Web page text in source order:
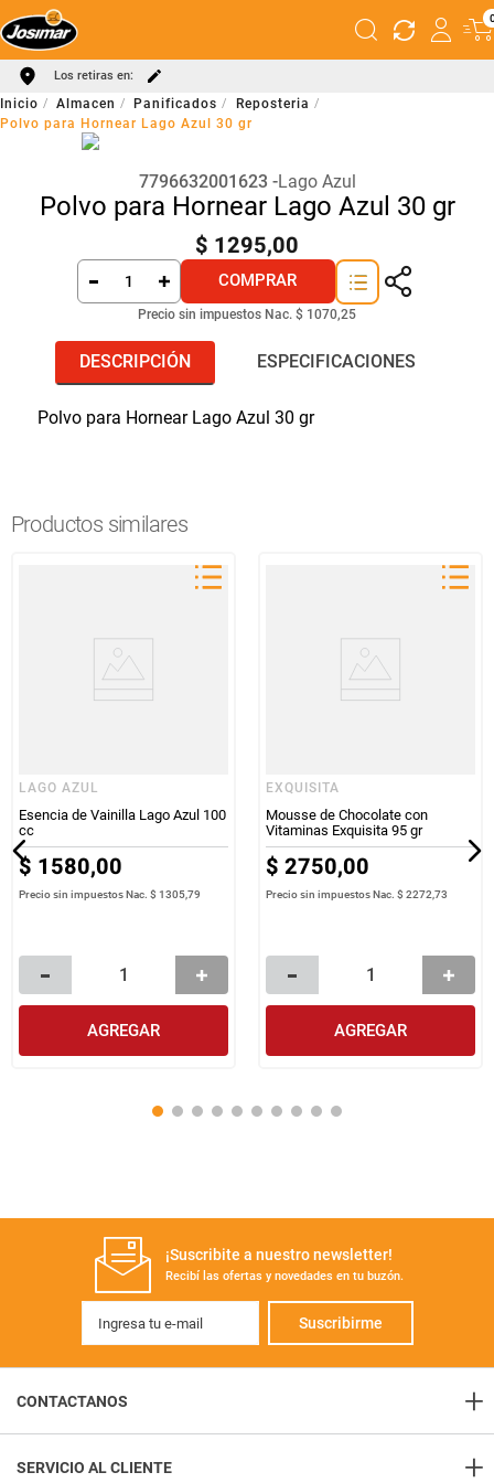
Los retiras en:
Almacen Panificados
Reposteria
Polvo para Hornear Lago Azul 30 gr
7796632001623 Lago Azul
Polvo para Hornear Lago Azul 30 gr
$ 1295,00
COMPRAR
Precio sin impuestos Nac. $ 1070,25
DESCRIPCIÓN ESPECIFICACIONES
Polvo para Hornear Lago Azul 30 gr
Productos similares
LAGO AZUL
Esencia de Vainilla Lago Azul 100
cc
$ 1580,00
Precio sin impuestos Nac. $ 1305,79
AGREGAR
EXQUISITA
Mousse de Chocolate con
Vitaminas Exquisita 95 gr
$ 2750,00
Precio sin impuestos Nac. $ 2272,73
AGREGAR
¡Suscribite a nuestro newsletter!
Recibí las ofertas y novedades en tu buzón.
Suscribirme
CONTACTANOS +
Contacto
SERVICIO AL CLIENTE +